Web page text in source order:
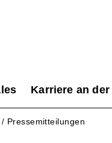
Karriere an der
/ Pressemitteilungen